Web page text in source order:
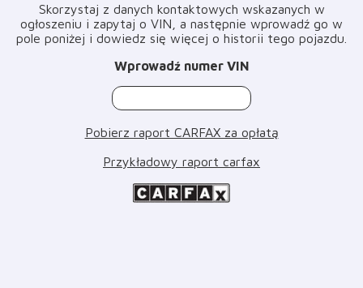
Skorzystaj z danych kontaktowych wskazanych w
ogłoszeniu i zapytaj o VIN, a następnie wprowadź go w
pole poniżej i dowiedz się więcej o historii tego pojazdu
Wprowadź numer VIN
Pobierz raport CARFAX za opłatą
Przykładowy raport carfax